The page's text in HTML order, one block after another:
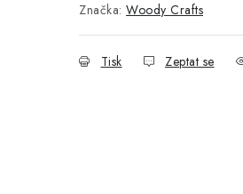
Značka: Woody Crafts
Tisk Zeptat se